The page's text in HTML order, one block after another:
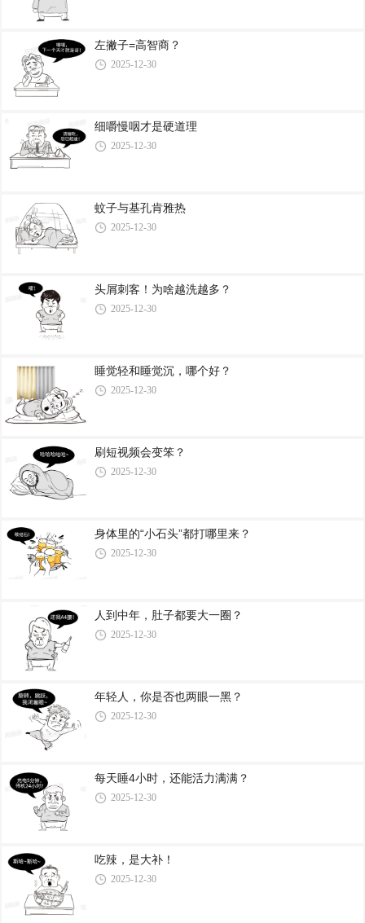
左撇子=高智商？
2025-12-30
细嚼慢咽才是硬道理
2025-12-30
蚊子与基孔肯雅热
2025-12-30
头屑刺客！为啥越洗越多？
2025-12-30
睡觉轻和睡觉沉，哪个好？
2025-12-30
刷短视频会变笨？
2025-12-30
身体里的“小石头”都打哪里来？
2025-12-30
人到中年，肚子都要大一圈？
2025-12-30
年轻人，你是否也两眼一黑？
2025-12-30
每天睡4小时，还能活力满满？
2025-12-30
吃辣，是大补！
2025-12-30